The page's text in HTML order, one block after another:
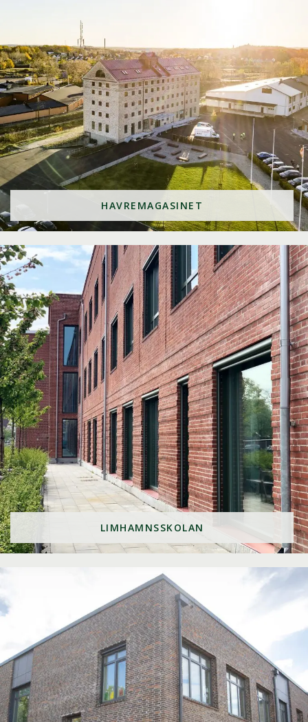
HAVREMAGASINET
LIMHAMNSSKOLAN